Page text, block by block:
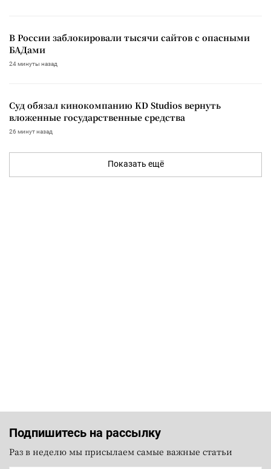
В России заблокировали тысячи сайтов с опасными
БАДами
24 минуты назад
Суд обязал кинокомпанию KD Studios вернуть
вложенные государственные средства
26 минут назад
Показать ещё
Подпишитесь на рассылку
Раз в неделю мы присылаем самые важные статьи